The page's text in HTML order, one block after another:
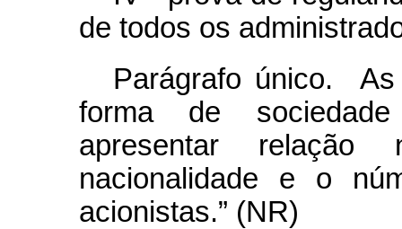
de todos os
Parágrafo único.
forma de
apresentar
nacionalidade e o
acionistas.” (NR)